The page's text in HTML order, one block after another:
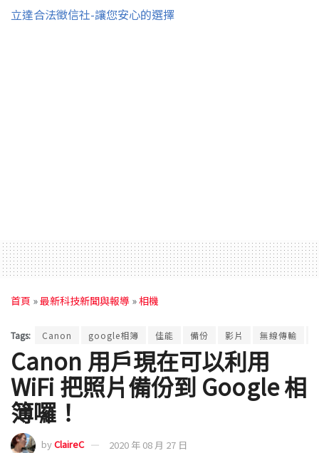
立達合法徵信社-讓您安心的選擇
首頁 »最新科技新聞與報導 »相機
Tags: Canon google相簿 佳能 備份 影片 無線傳輸
Canon 用戶現在可以利用
WiFi 把照片備份到 Google 相
簿囉！
byClaireC 2020 年 08 月 27 日